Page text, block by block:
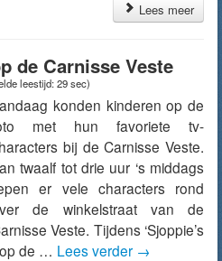
Lees meer
de Carnisse Veste
leestijd: 29 sec)
konden kinderen op de
met hun favoriete tv-
bij de Carnisse Veste.
twaalf tot drie uur ‘s middags
er vele characters rond
de winkelstraat van de
Veste. Tijdens ‘Sjoppie’s
de … Lees verder →